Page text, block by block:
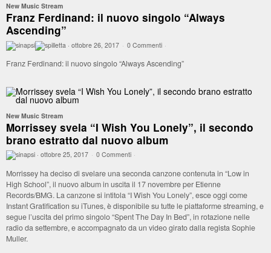
New Music Stream
Franz Ferdinand: il nuovo singolo “Always
Ascending”
· ottobre 26, 2017 · 0 Commenti ·
Franz Ferdinand: il nuovo singolo “Always Ascending”
New Music Stream
Morrissey svela “I Wish You Lonely”, il secondo
brano estratto dal nuovo album
· ottobre 25, 2017 · 0 Commenti ·
Morrissey ha deciso di svelare una seconda canzone contenuta in “Low in
High School”, il nuovo album in uscita il 17 novembre per Etienne
Records/BMG. La canzone si intitola “I Wish You Lonely”, esce oggi come
Instant Gratification su iTunes, è disponibile su tutte le piattaforme streaming, e
segue l’uscita del primo singolo “Spent The Day In Bed”, in rotazione nelle
radio da settembre, e accompagnato da un video girato dalla regista Sophie
Muller.